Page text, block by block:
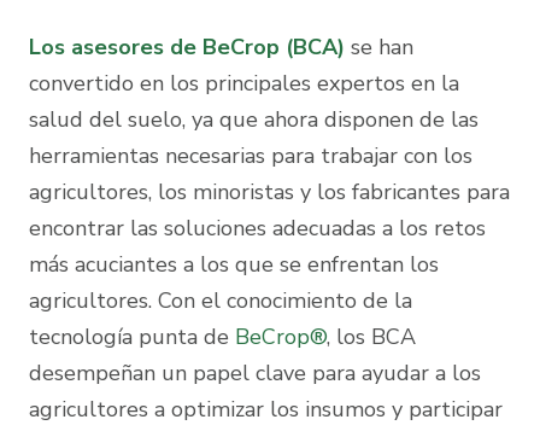
Los asesores de BeCrop (BCA) se han
convertido en los principales expertos en la
salud del suelo, ya que ahora disponen de las
herramientas necesarias para trabajar con los
agricultores, los minoristas y los fabricantes para
encontrar las soluciones adecuadas a los retos
más acuciantes a los que se enfrentan los
agricultores. Con el conocimiento de la
tecnología punta de BeCrop®, los BCA
desempeñan un papel clave para ayudar a los
agricultores a optimizar los insumos y participar